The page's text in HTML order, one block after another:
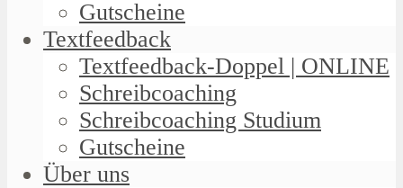
Gutscheine
Textfeedback
Textfeedback-Doppel | ONLINE
Schreibcoaching
Schreibcoaching Studium
Gutscheine
Über uns